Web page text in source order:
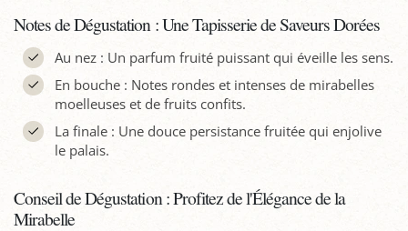
Notes de Dégustation : Une Tapisserie de Saveurs Dorées
Au nez : Un parfum fruité puissant qui éveille les sens.
En bouche : Notes rondes et intenses de mirabelles
moelleuses et de fruits confits.
La finale : Une douce persistance fruitée qui enjolive
le palais.
Conseil de Dégustation : Profitez de l'Élégance de la
Mirabelle